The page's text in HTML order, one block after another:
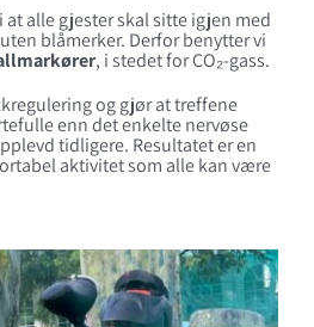
alle gjester skal sitte igjen med
blåmerker. Derfor benytter vi
, i stedet for CO₂-gass.
og gjør at treffene
enn det enkelte nervøse
tidligere. Resultatet er en
aktivitet som alle kan være